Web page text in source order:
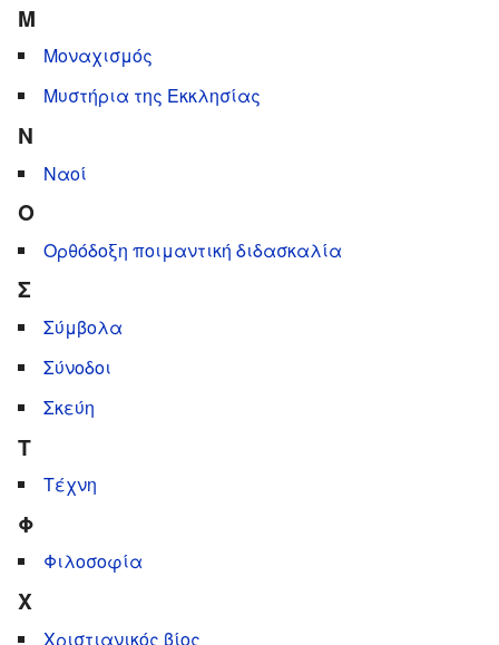
Μ
Μοναχισμός
Μυστήρια της Εκκλησίας
Ν
Ναοί
Ο
Ορθόδοξη ποιμαντική διδασκαλία
Σ
Σύμβολα
Σύνοδοι
Σκεύη
Τ
Τέχνη
Φ
Φιλοσοφία
Χ
Χριστιανικός βίος